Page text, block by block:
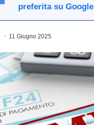
preferita su Google
11 Giugno 2025